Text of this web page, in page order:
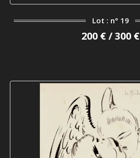
Lot : n° 19
200 € / 300 €